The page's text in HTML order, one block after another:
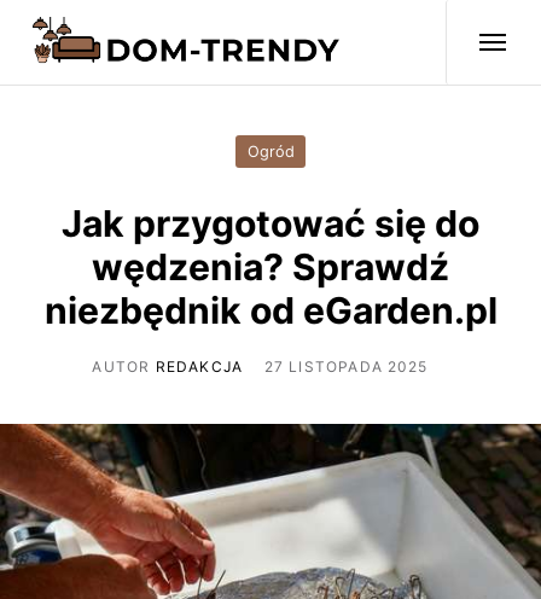
Ogród
Jak przygotować się do
wędzenia? Sprawdź
niezbędnik od eGarden.pl
AUTOR REDAKCJA 27 LISTOPADA 2025